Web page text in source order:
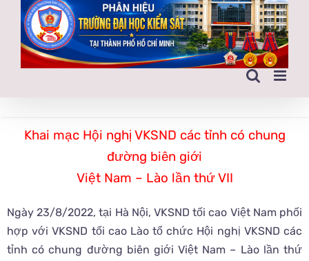
Khai mạc Hội nghị VKSND các tỉnh có chung
đường biên giới
Việt Nam – Lào lần thứ VII
Ngày 23/8/2022, tại Hà Nội, VKSND tối cao Việt Nam phối
hợp với VKSND tối cao Lào tổ chức Hội nghị VKSND các
tỉnh có chung đường biên giới Việt Nam – Lào lần thứ